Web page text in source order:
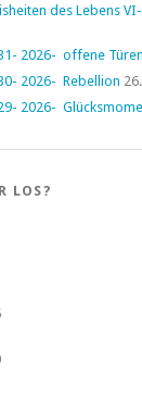
des Lebens
2026- offene Türen
2026- Rebellion
2026-
LOS?